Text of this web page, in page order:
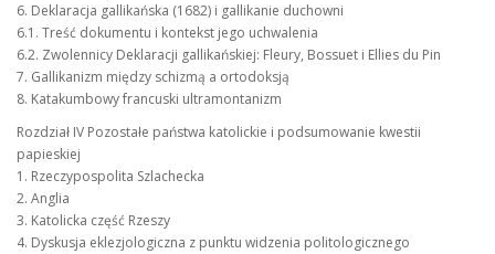
6. Deklaracja gallikańska (1682) i gallikanie duchowni
6.1. Treść dokumentu i kontekst jego uchwalenia
6.2. Zwolennicy Deklaracji gallikańskiej: Fleury, Bossuet i Ellies du Pin
7. Gallikanizm między schizmą a ortodoksją
8. Katakumbowy francuski ultramontanizm
Rozdział IV Pozostałe państwa katolickie i podsumowanie kwestii
papieskiej
1. Rzeczypospolita Szlachecka
2. Anglia
3. Katolicka część Rzeszy
4. Dyskusja eklezjologiczna z punktu widzenia politologicznego